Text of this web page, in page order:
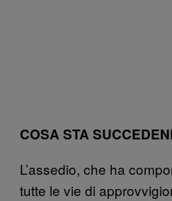
COSA STA
L’assedio, che ha
tutte le vie di